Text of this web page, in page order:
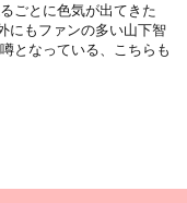
ごとに色気が出てきた
にもファンの多い山下智
となっている、こちらも